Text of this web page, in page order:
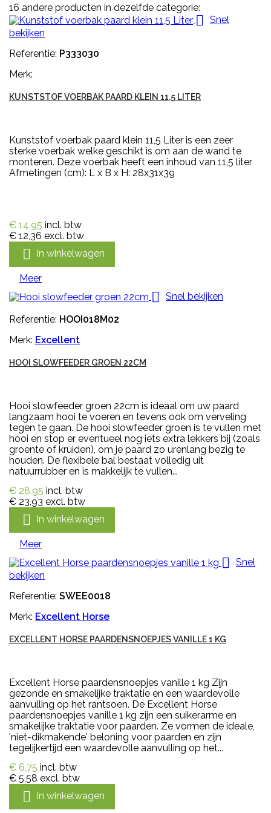
16 andere producten in dezelfde categorie:
 Snel
bekijken
Referentie: P333030
Merk:
KUNSTSTOF VOERBAK PAARD KLEIN 11,5 LITER
Kunststof voerbak paard klein 11,5 Liter is een zeer
sterke voerbak welke geschikt is om aan de wand te
monteren. Deze voerbak heeft een inhoud van 11,5 liter
Afmetingen (cm): L x B x H: 28x31x39
€ 14,95 incl. btw
€ 12,36 excl. btw
 In winkelwagen
Meer
 Snel bekijken
Referentie: HOOI018M02
Merk: Excellent
HOOI SLOWFEEDER GROEN 22CM
Hooi slowfeeder groen 22cm is ideaal om uw paard
langzaam hooi te voeren en tevens ook om verveling
tegen te gaan. De hooi slowfeeder groen is te vullen met
hooi en stop er eventueel nog iets extra lekkers bij (zoals
groente of kruiden), om je paard zo urenlang bezig te
houden. De flexibele bal bestaat volledig uit
natuurrubber en is makkelijk te vullen...
€ 28,95 incl. btw
€ 23,93 excl. btw
 In winkelwagen
Meer
 Snel
bekijken
Referentie: SWEE0018
Merk: Excellent Horse
EXCELLENT HORSE PAARDENSNOEPJES VANILLE 1 KG
Excellent Horse paardensnoepjes vanille 1 kg Zijn
gezonde en smakelijke traktatie en een waardevolle
aanvulling op het rantsoen. De Excellent Horse
paardensnoepjes vanille 1 kg zijn een suikerarme en
smakelijke traktatie voor paarden. Ze vormen de ideale,
'niet-dikmakende' beloning voor paarden en zijn
tegelijkertijd een waardevolle aanvulling op het...
€ 6,75 incl. btw
€ 5,58 excl. btw
 In winkelwagen